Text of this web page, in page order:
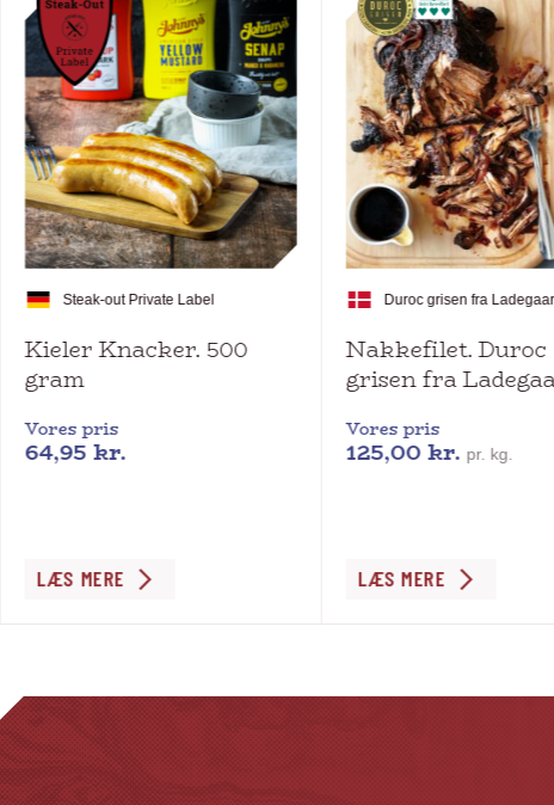
Steak-out Private Label
Kieler Knacker. 500
gram
Vores pris
64,95 kr.
LÆS MERE
Duroc grisen fra
Nakkefilet. Duroc
grisen fra
Vores pris
125,00kr. pr. kg.
Dette
LÆS MERE